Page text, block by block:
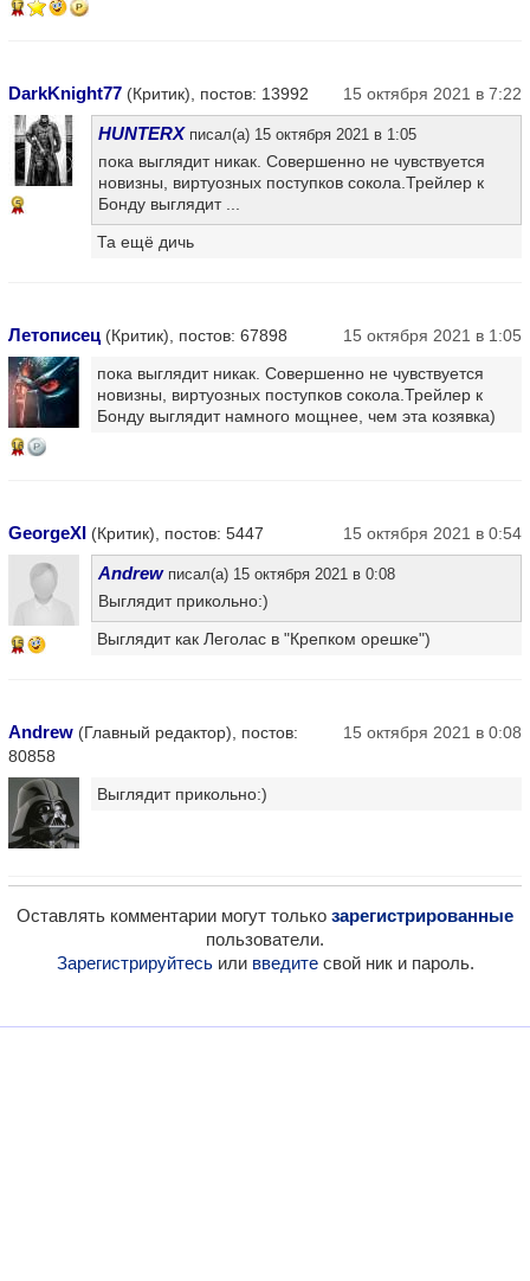
17
DarkKnight77 (Критик), постов: 13992 15 октября 2021 в 7:22
5
HUNTERX писал(а) 15 октября 2021 в 1:05
пока выглядит никак. Совершенно не чувствуется
новизны, виртуозных поступков сокола.Трейлер к
Бонду выглядит ...
Та ещё дичь
Летописец (Критик), постов: 67898 15 октября 2021 в 1:05
16
пока выглядит никак. Совершенно не чувствуется
новизны, виртуозных поступков сокола.Трейлер к
Бонду выглядит намного мощнее, чем эта козявка)
GeorgeXI (Критик), постов: 5447 15 октября 2021 в 0:54
15
Andrewписал(а) 15 октября 2021 в 0:08
Выглядит прикольно:)
Выглядит как Леголас в "Крепком орешке")
Andrew (Главный редактор), постов:
80858
15 октября 2021 в 0:08
Выглядит прикольно:)
Оставлять комментарии могут только зарегистрированные
пользователи.
Зарегистрируйтесьили введитесвой ник и пароль.